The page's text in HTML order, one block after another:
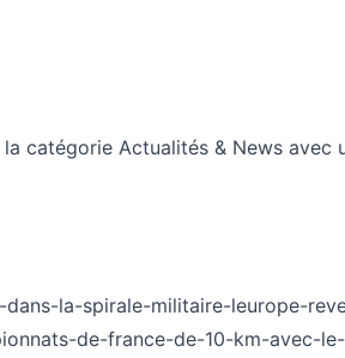
catégorie Actualités & News avec
la-spirale-militaire-leurope-
de-france-de-10-km-avec-